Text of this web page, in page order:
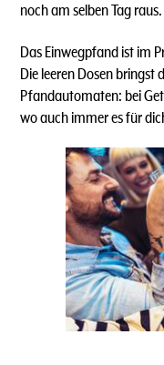
noch am selben Tag raus.
Das Einwegpfand ist im
Die leeren Dosen bringst
Pfandautomaten: bei
wo auch immer es für